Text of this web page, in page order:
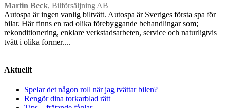
Martin Beck, Bilförsäljning AB
Autospa är ingen vanlig biltvätt. Autospa är Sveriges första spa för
bilar. Här finns en rad olika förebyggande behandlingar som;
rekonditionering, enklare verkstadsarbeten, service och naturligtvis
tvätt i olika former....
Aktuellt
Spelar det någon roll när jag tvättar bilen?
Rengör dina torkarblad rätt